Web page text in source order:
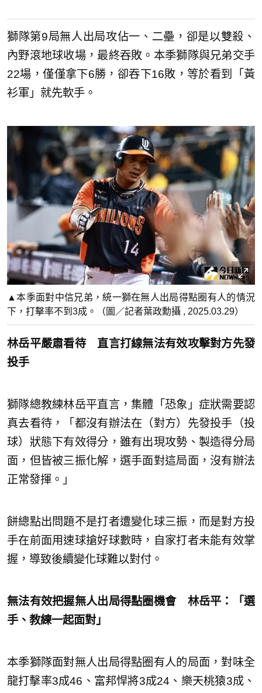
獅隊第9局無人出局攻佔一、二壘，卻是以雙殺、
內野滾地球收場，最終吞敗。本季獅隊與兄弟交手
22場，僅僅拿下6勝，卻吞下16敗，等於看到「黃
衫軍」就先軟手。
▲本季面對中信兄弟，統一獅在無人出局得點圈有人的情況
下，打擊率不到3成。（圖／記者葉政勳攝 , 2025.03.29）
林岳平嚴肅看待 直言打線無法有效攻擊對方先發
投手
獅隊總教練林岳平直言，集體「恐象」症狀需要認
真去看待，「都沒有辦法在（對方）先發投手（投
球）狀態下有效得分，雖有出現攻勢、製造得分局
面，但皆被三振化解，選手面對這局面，沒有辦法
正常發揮。」
餅總點出問題不是打者遭變化球三振，而是對方投
手在前面用速球搶好球數時，自家打者未能有效掌
握，導致後續變化球難以對付。
無法有效把握無人出局得點圈機會 林岳平：「選
手、教練一起面對」
本季獅隊面對無人出局得點圈有人的局面，對味全
龍打擊率3成46、富邦悍將3成24、樂天桃猿3成、